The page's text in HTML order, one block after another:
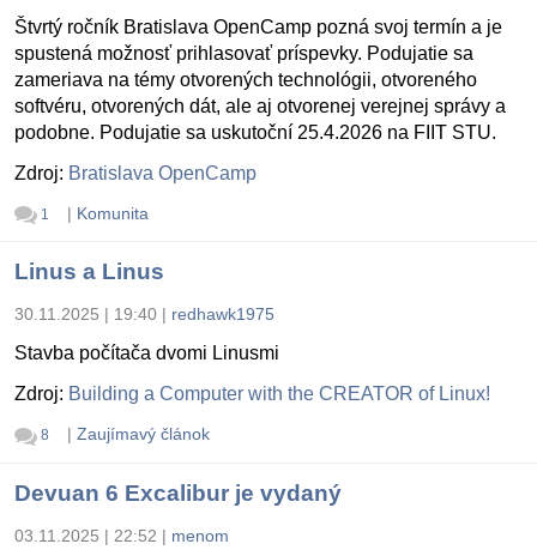
Štvrtý ročník Bratislava OpenCamp pozná svoj termín a je
spustená možnosť prihlasovať príspevky. Podujatie sa
zameriava na témy otvorených technológii, otvoreného
softvéru, otvorených dát, ale aj otvorenej verejnej správy a
podobne. Podujatie sa uskutoční 25.4.2026 na FIIT STU.
Zdroj: Bratislava OpenCamp
1 | Komunita
Linus a Linus
30.11.2025 | 19:40 | redhawk1975
Stavba počítača dvomi Linusmi
Zdroj: Building a Computer with the CREATOR of Linux!
8 | Zaujímavý článok
Devuan 6 Excalibur je vydaný
03.11.2025 | 22:52 | menom